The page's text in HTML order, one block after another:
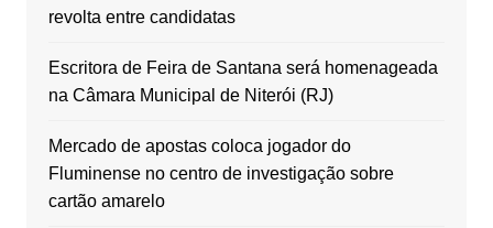
revolta entre candidatas
Escritora de Feira de Santana será homenageada
na Câmara Municipal de Niterói (RJ)
Mercado de apostas coloca jogador do
Fluminense no centro de investigação sobre
cartão amarelo